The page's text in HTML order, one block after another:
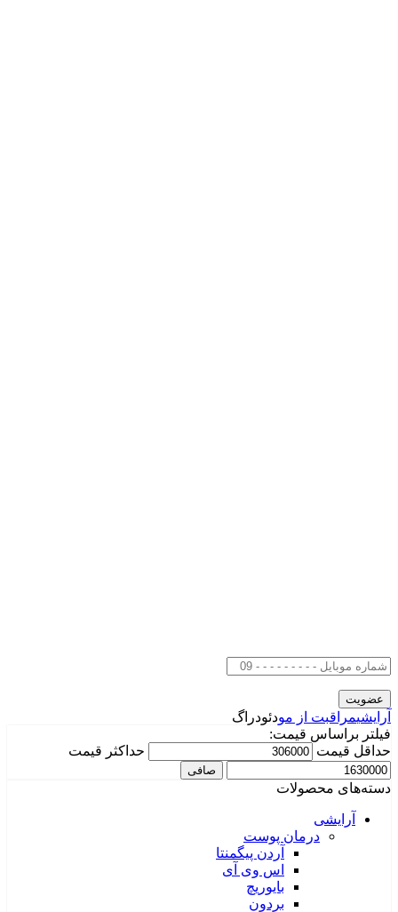
آرایشیمراقبت از مودئودراگ
فیلتر براساس قیمت:
حداقل قیمت
حداكثر قيمت
صافی
دسته‌های محصولات
آرایشی
درمان پوست
آردن پیگمنتا
اس وی آی
بایوریچ
بردون